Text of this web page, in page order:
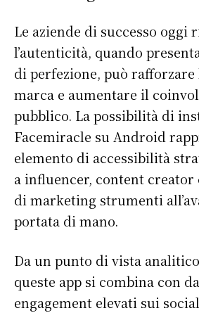
S'ABONNER
Le aziende di successo oggi
l’autenticità, quando
di perfezione, può rafforzare
marca e aumentare il
pubblico. La possibilità di
Facemiracle su Android
elemento di accessibilità
a influencer, content creator
di marketing strumenti
portata di mano.
Da un punto di vista
queste app si combina con
engagement elevati sui